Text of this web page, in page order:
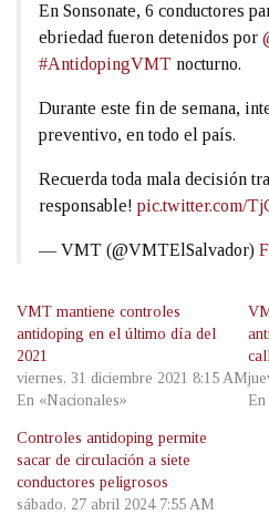
En Sonsonate, 6 conductores
ebriedad fueron detenidos por
#AntidopingVMT nocturno.
Durante este fin de semana,
preventivo, en todo el país.
Recuerda toda mala decisión
responsable! pic.twitter.com/
— VMT (@VMTElSalvador)
VMT mantiene controles
antidoping en el último día del
2021
viernes, 31 diciembre 2021 8:15 AM
En «Nacionales»
Controles antidoping permite
sacar de circulación a siete
conductores peligrosos
sábado, 27 abril 2024 7:55 AM